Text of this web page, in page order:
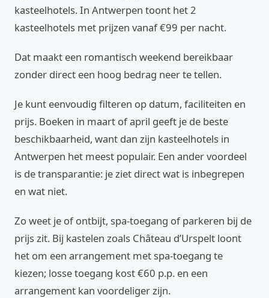
kasteelhotels. In Antwerpen toont het 2
kasteelhotels met prijzen vanaf €99 per nacht.
Dat maakt een romantisch weekend bereikbaar
zonder direct een hoog bedrag neer te tellen.
Je kunt eenvoudig filteren op datum, faciliteiten en
prijs. Boeken in maart of april geeft je de beste
beschikbaarheid, want dan zijn kasteelhotels in
Antwerpen het meest populair. Een ander voordeel
is de transparantie: je ziet direct wat is inbegrepen
en wat niet.
Zo weet je of ontbijt, spa-toegang of parkeren bij de
prijs zit. Bij kastelen zoals Château d’Urspelt loont
het om een arrangement met spa-toegang te
kiezen; losse toegang kost €60 p.p. en een
arrangement kan voordeliger zijn.